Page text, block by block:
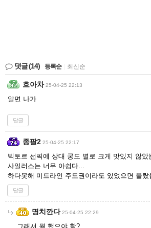
댓글(14) 등록순 최신순
흐아차 25-04-25 22:13
알면 나가
답글
종팔2 25-04-25 22:17
빅토르 선픽에 상대 궁도 별로 크게 맛있지 않았
사일러스는 너무 아쉽다...
하다못해 미드라인 주도권이라도 있었으면 몰랐
답글
명치깐다 25-04-25 22:29
그래서 뭘 했으야 함?